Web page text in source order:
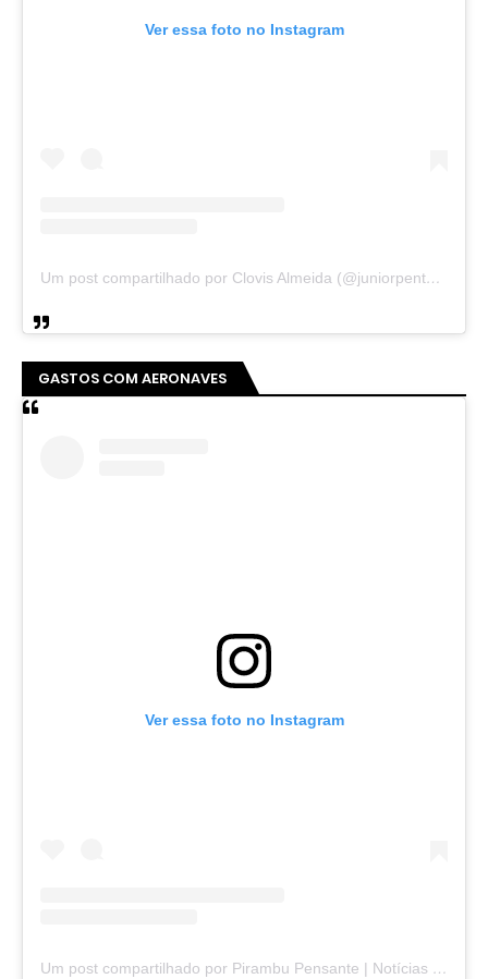
Ver essa foto no Instagram
Um post compartilhado por Clovis Almeida (@juniorpentecoste01)
GASTOS COM AERONAVES
Ver essa foto no Instagram
Um post compartilhado por Pirambu Pensante | Notícias & Entretenimento (@pirambupensante)